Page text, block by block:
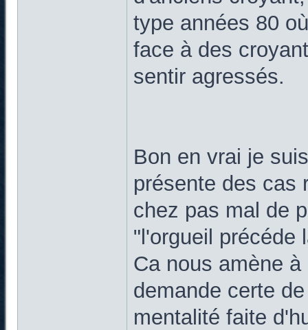
type années 80
face à des
sentir agressés.
Bon en vrai je
présente des cas
chez pas mal de
"l'orgueil précéde
Ca nous amène
demande certe
mentalité faite